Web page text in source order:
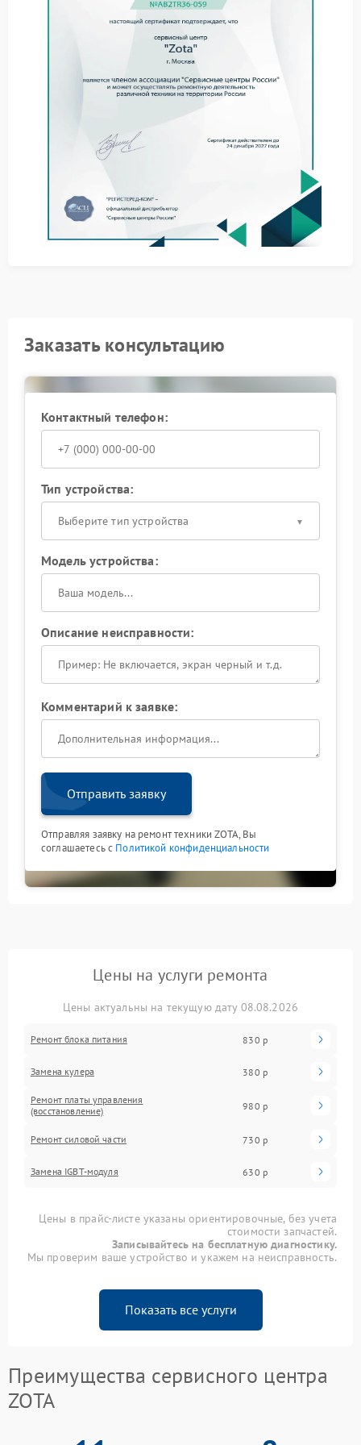
При обнаружении запаха гари сервис Zota
рекомендует действовать оперативно. Вот
немедленно отключите ИБП Zota от сети и
отсоедините все подключенные устройства;
дайте устройству остыть в хорошо проветриваемом
осмотрите корпус на предмет видимых
повреждений, оплавлений или следов горения;
не пытайтесь включить бесперебойник повторно до
Для устранения проблемы рекомендуем обратиться
в сервисный центр Zota. Специалисты проведут
диагностику и выполнят ремонт Zota с
использованием сертифицированных компонентов.
Заказать консультацию
Контактный телефон:
Тип устройства:
Выберите тип устройства
Модель устройства:
Описание неисправности:
Комментарий к заявке:
Отправить заявку
Отправляя заявку на ремонт техники ZOTA, Вы
соглашаетесь с Политикой конфиденциальности
Цены на услуги ремонта
Цены актуальны на текущую дату 08.08.2026
Ремонт блока питания 830 р
Замена кулера 380 р
Ремонт платы управления
(восстановление)
980 р
Ремонт силовой части 730 р
Замена IGBT-модуля 630 р
Цены в прайс-листе указаны ориентировочные, без учета
стоимости запчастей.
Записывайтесь на бесплатную диагностику.
Мы проверим ваше устройство и укажем на неисправность.
Показать все услуги
Преимущества сервисного центра
ZOTA